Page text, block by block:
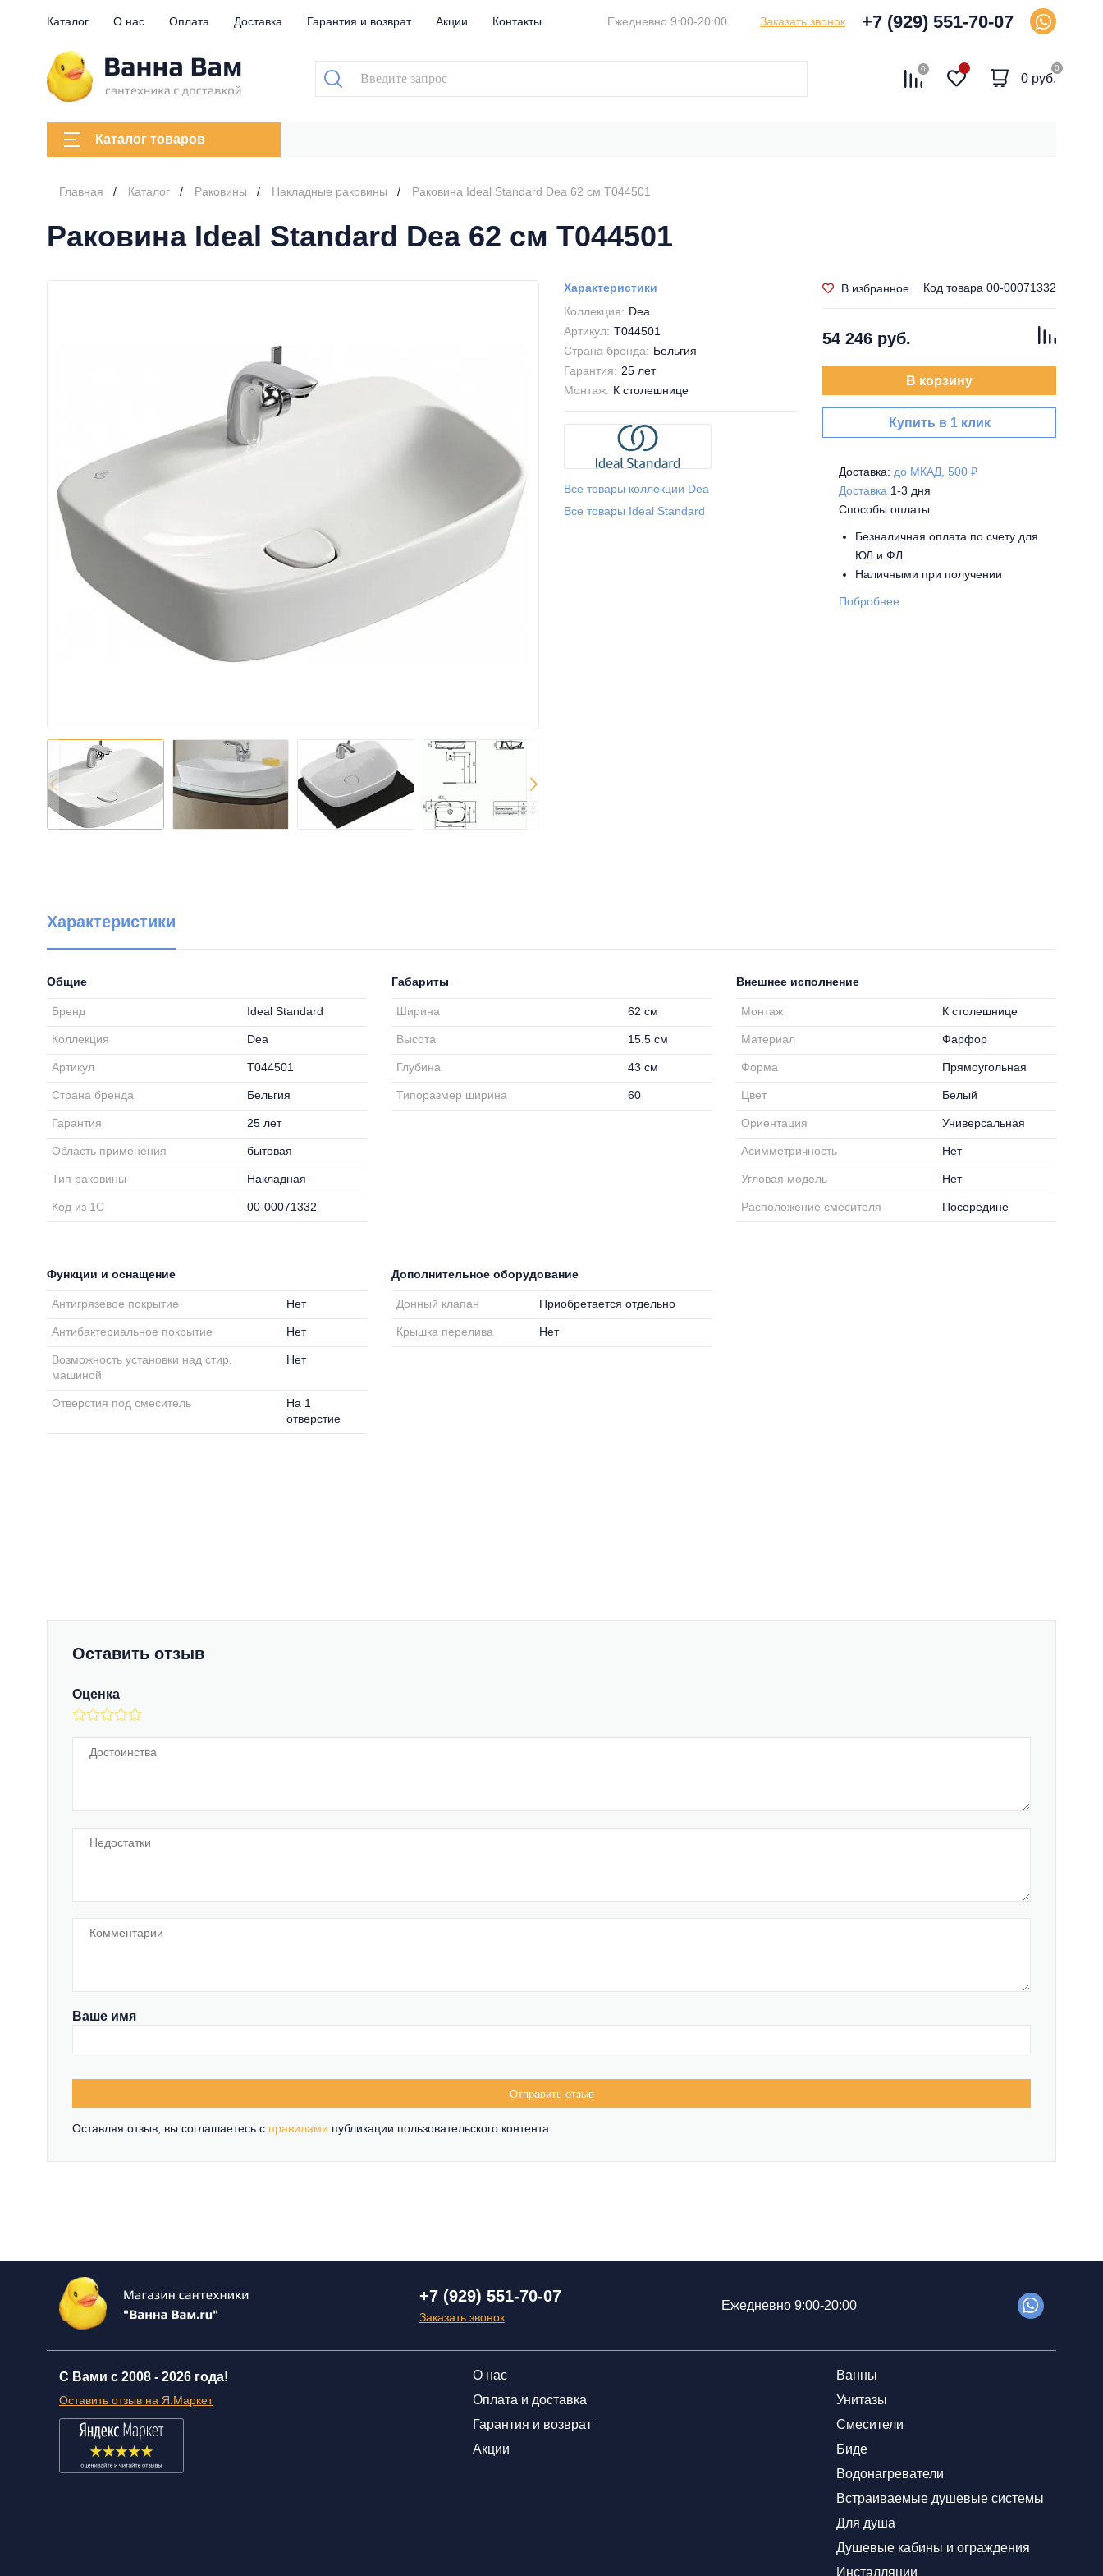
Каталог О нас Оплата Доставка Гарантия и возврат Акции Контакты Ежедневно 9:00-20:00 Заказать звонок +7 (929) 551-70-07
0 0
0 руб.
Каталог товаров
Главная Каталог Раковины Накладные раковины Раковина Ideal Standard Dea 62 см T044501
Раковина Ideal Standard Dea 62 см T044501
Характеристики
Коллекция: Dea
Артикул: T044501
Страна бренда: Бельгия
Гарантия: 25 лет
Монтаж: К столешнице
Все товары коллекции Dea
Все товары Ideal Standard
В избранное Код товара 00-00071332
54 246 руб.
В корзину
Купить в 1 клик
Доставка: до МКАД, 500 ₽
Доставка 1-3 дня
Способы оплаты:
Безналичная оплата по счету для
ЮЛ и ФЛ
Наличными при получении
Побробнее
Характеристики
Общие
Бренд Ideal Standard
Коллекция Dea
Артикул T044501
Страна бренда Бельгия
Гарантия 25 лет
Область применения бытовая
Тип раковины Накладная
Код из 1С 00-00071332
Габариты
Ширина 62 см
Высота 15.5 см
Глубина 43 см
Типоразмер ширина 60
Внешнее исполнение
Монтаж К столешнице
Материал Фарфор
Форма Прямоугольная
Цвет Белый
Ориентация Универсальная
Асимметричность Нет
Угловая модель Нет
Расположение смесителя Посередине
Функции и оснащение
Антигрязевое покрытие Нет
Антибактериальное покрытие Нет
Возможность установки над стир.
машиной
Нет
Отверстия под смеситель
На 1
отверстие
Дополнительное оборудование
Донный клапан Приобретается отдельно
Крышка перелива Нет
Оставить отзыв
Оценка
Ваше имя
Отправить отзыв
Оставляя отзыв, вы соглашаетесь c правилами публикации пользовательского контента
+7 (929) 551-70-07
Заказать звонок
Ежедневно 9:00-20:00
С Вами с 2008 - 2026 года!
Оставить отзыв на Я.Маркет
О нас
Оплата и доставка
Гарантия и возврат
Акции
Ванны
Унитазы
Смесители
Биде
Водонагреватели
Встраиваемые душевые системы
Для душа
Душевые кабины и ограждения
Инсталляции